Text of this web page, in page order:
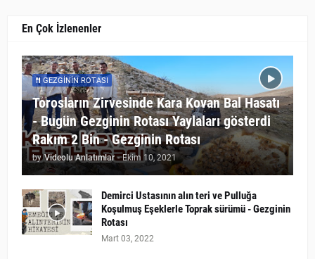
En Çok İzlenenler
GEZGININ ROTASI
Torosların Zirvesinde Kara Kovan Bal Hasatı
- Bugün Gezginin Rotası Yaylaları gösterdi
Rakım 2 Bin - Gezginin Rotası
by Videolu Anlatımlar - Ekim 10, 2021
Demirci Ustasının alın teri ve Pulluğa
Koşulmuş Eşeklerle Toprak sürümü - Gezginin
Rotası
Mart 03, 2022